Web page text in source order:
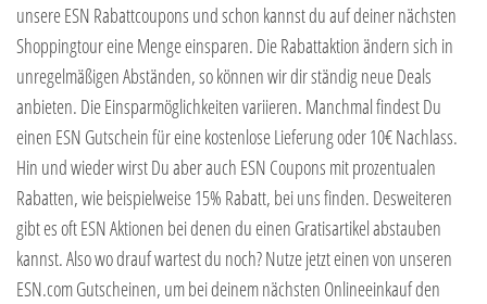
unsere ESN Rabattcoupons und schon kannst du auf deiner nächsten
Shoppingtour eine Menge einsparen. Die Rabattaktion ändern sich in
unregelmäßigen Abständen, so können wir dir ständig neue Deals
anbieten. Die Einsparmöglichkeiten variieren. Manchmal findest Du
einen ESN Gutschein für eine kostenlose Lieferung oder 10€ Nachlass.
Hin und wieder wirst Du aber auch ESN Coupons mit prozentualen
Rabatten, wie beispielweise 15% Rabatt, bei uns finden. Desweiteren
gibt es oft ESN Aktionen bei denen du einen Gratisartikel abstauben
kannst. Also wo drauf wartest du noch? Nutze jetzt einen von unseren
ESN.com Gutscheinen, um bei deinem nächsten Onlineeinkauf den